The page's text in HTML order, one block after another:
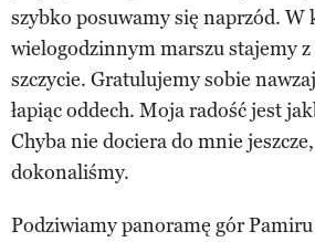
szybko posuwamy się naprzód. W
wielogodzinnym marszu stajemy z
szczycie. Gratulujemy sobie
łapiąc oddech. Moja radość jest
Chyba nie dociera do mnie jeszcze,
dokonaliśmy.
Podziwiamy panoramę gór